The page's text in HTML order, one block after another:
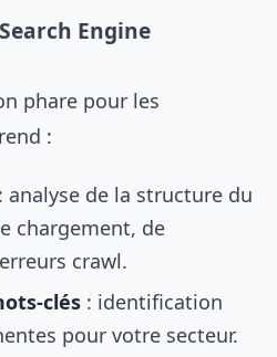
Engine
phare pour les
:
: analyse de la structure du
chargement, de
crawl.
clés : identification
pour votre secteur.